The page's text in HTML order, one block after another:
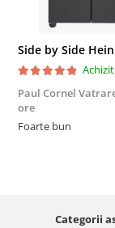
Paul Cornel
ore
Foarte bun
Categorii